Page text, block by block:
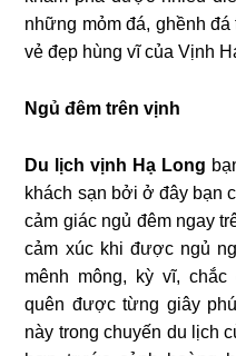
những mỏm đá, ghềnh
vẻ đẹp hùng vĩ của Vịnh
Ngủ đêm trên vịnh
Du lịch vịnh Hạ Long
khách sạn bởi ở đây bạn
cảm giác ngủ đêm ngay
cảm xúc khi được ngủ
mênh mông, kỳ vĩ,
quên được từng giây
này trong chuyến du lịch